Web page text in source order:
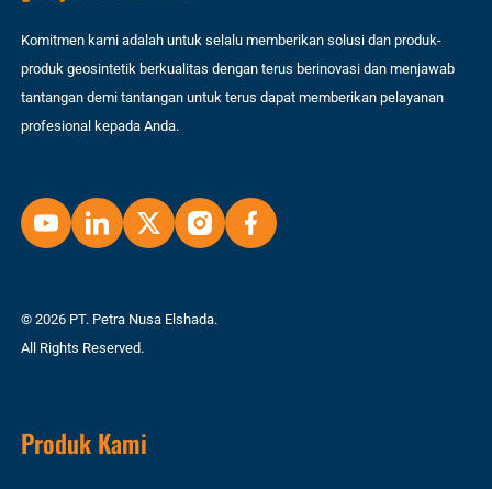
Komitmen kami adalah untuk selalu memberikan solusi dan produk-
produk geosintetik berkualitas dengan terus berinovasi dan menjawab
tantangan demi tantangan untuk terus dapat memberikan pelayanan
profesional kepada Anda.
© 2026 PT. Petra Nusa Elshada.
All Rights Reserved.
Produk Kami